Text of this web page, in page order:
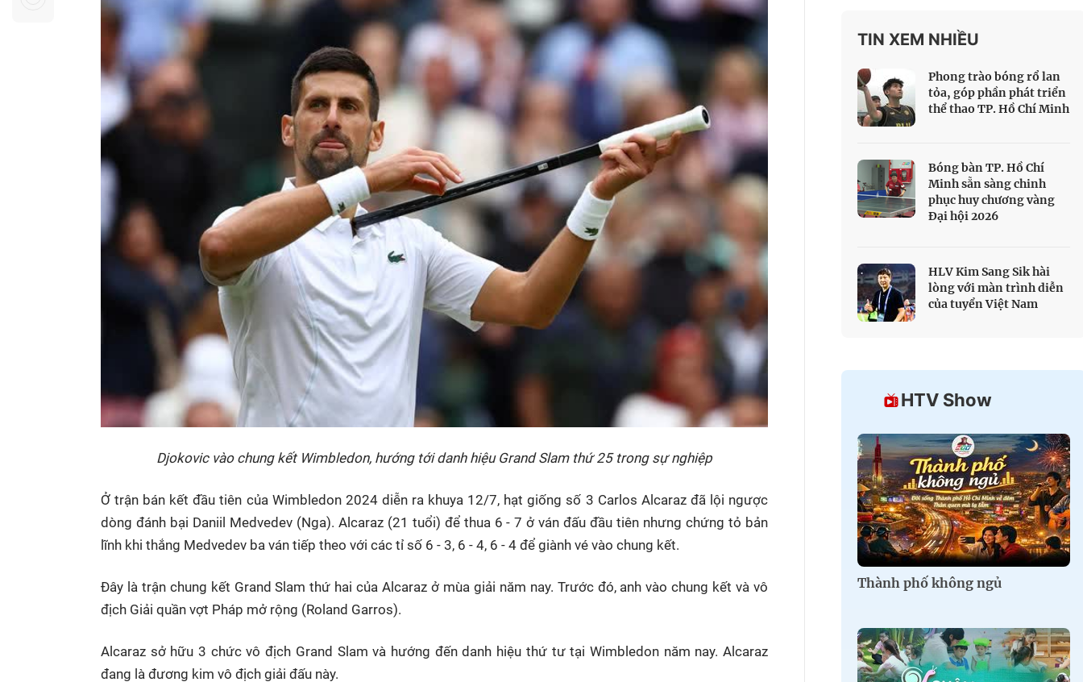
Sự kiện quan tâm
Chuyên đề
Không gian văn hóa
Hồ Chí Minh
Chuyển đổi số
HTV Show
Thành phố không
ngủ
Chậm
Bé xem gì
Mái ấm gia đình
Việt
Các show khác
Các chương trình
khác
HTV Phim
Phim truyền hình
Phim tài liệu
HTV Sự kiện
Made By Vietnam
Ngày hội HTV
Innovation Fest
Chung một tấm
lòng
HTV Thể thao
Cuộc đua xe đạp
Cúp Truyền hình
Cuộc đua offroad
HTV
SEA Games 33
Djokovic vào chung kết Wimbledon, hướng tới danh hiệu Grand Slam thứ 25 trong sự nghiệp
Ở trận bán kết đầu tiên của Wimbledon 2024 diễn ra khuya 12/7, hạt giống số 3 Carlos Alcaraz đã lội ngược
dòng đánh bại Daniil Medvedev (Nga). Alcaraz (21 tuổi) để thua 6 - 7 ở ván đấu đầu tiên nhưng chứng tỏ bản
lĩnh khi thắng Medvedev ba ván tiếp theo với các tỉ số 6 - 3, 6 - 4, 6 - 4 để giành vé vào chung kết.
Đây là trận chung kết Grand Slam thứ hai của Alcaraz ở mùa giải năm nay. Trước đó, anh vào chung kết và vô
địch Giải quần vợt Pháp mở rộng (Roland Garros).
Alcaraz sở hữu 3 chức vô địch Grand Slam và hướng đến danh hiệu thứ tư tại Wimbledon năm nay. Alcaraz
đang là đương kim vô địch giải đấu này.
TIN XEM NHIỀU
Phong trào bóng rổ lan
tỏa, góp phần phát triển
thể thao TP. Hồ Chí Minh
Bóng bàn TP. Hồ Chí
Minh sẵn sàng chinh
phục huy chương vàng
Đại hội 2026
HLV Kim Sang Sik hài
lòng với màn trình diễn
của tuyển Việt Nam
HTV Show
Thành phố không ngủ